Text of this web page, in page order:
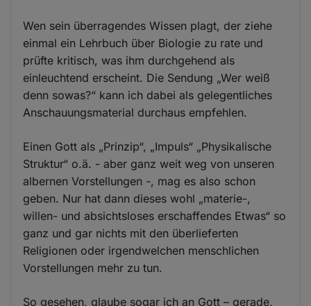
Wen sein überragendes Wissen plagt, der ziehe
einmal ein Lehrbuch über Biologie zu rate und
prüfte kritisch, was ihm durchgehend als
einleuchtend erscheint. Die Sendung „Wer weiß
denn sowas?“ kann ich dabei als gelegentliches
Anschauungsmaterial durchaus empfehlen.
Einen Gott als „Prinzip“, „Impuls“ „Physikalische
Struktur“ o.ä. - aber ganz weit weg von unseren
albernen Vorstellungen -, mag es also schon
geben. Nur hat dann dieses wohl „materie-,
willen- und absichtsloses erschaffendes Etwas“ so
ganz und gar nichts mit den überlieferten
Religionen oder irgendwelchen menschlichen
Vorstellungen mehr zu tun.
So gesehen, glaube sogar ich an Gott – gerade,